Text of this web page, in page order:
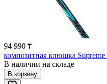
94 990 ₸
композитная клюшка
В наличии на складе
В корзину